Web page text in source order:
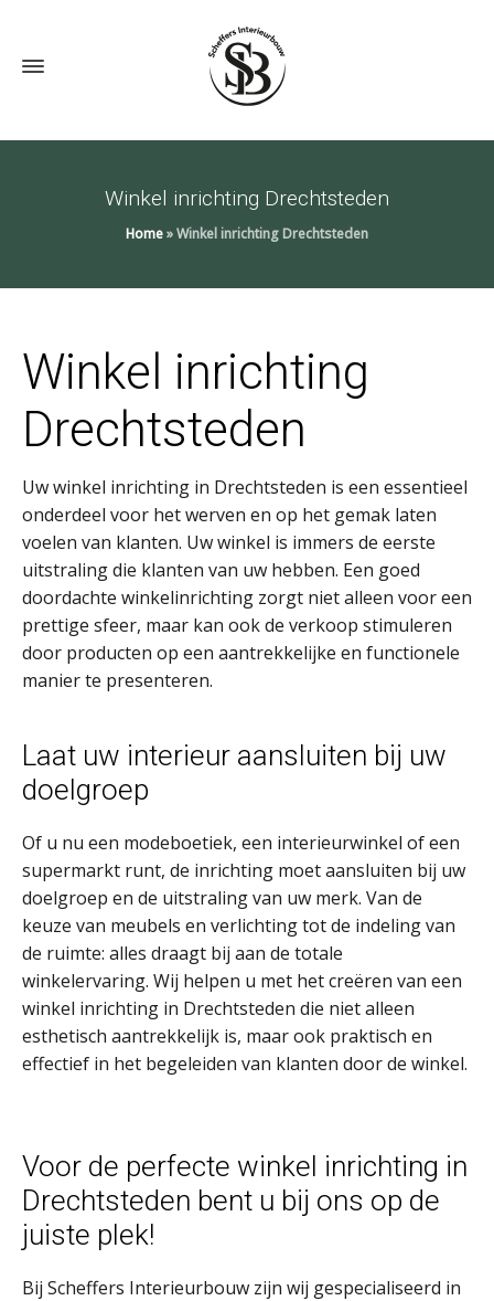
Winkel inrichting Drechtsteden
Home»Winkel inrichting Drechtsteden
Winkel inrichting
Drechtsteden
Uw winkel inrichting in Drechtsteden is een essentieel
onderdeel voor het werven en op het gemak laten
voelen van klanten. Uw winkel is immers de eerste
uitstraling die klanten van uw hebben. Een goed
doordachte winkelinrichting zorgt niet alleen voor een
prettige sfeer, maar kan ook de verkoop stimuleren
door producten op een aantrekkelijke en functionele
manier te presenteren.
Laat uw interieur aansluiten bij uw
doelgroep
Of u nu een modeboetiek, een interieurwinkel of een
supermarkt runt, de inrichting moet aansluiten bij uw
doelgroep en de uitstraling van uw merk. Van de
keuze van meubels en verlichting tot de indeling van
de ruimte: alles draagt bij aan de totale
winkelervaring. Wij helpen u met het creëren van een
winkel inrichting in Drechtsteden die niet alleen
esthetisch aantrekkelijk is, maar ook praktisch en
effectief in het begeleiden van klanten door de winkel.
Voor de perfecte winkel inrichting in
Drechtsteden bent u bij ons op de
juiste plek!
Bij Scheffers Interieurbouw zijn wij gespecialiseerd in